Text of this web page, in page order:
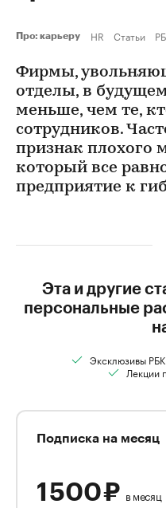
Про: карьеру HR Статьи
Фирмы,
отделы, в
меньше, чем те,
сотрудников.
признак плохого
который все
предприятие к
Эта и другие
персональные
Эксклюзивы РБК
Лекции
Подписка на месяц
1 500 ₽ в месяц